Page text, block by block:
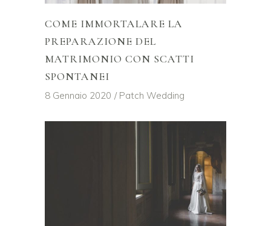
COME IMMORTALARE LA
PREPARAZIONE DEL
MATRIMONIO CON SCATTI
SPONTANEI
8 Gennaio 2020 Patch Wedding